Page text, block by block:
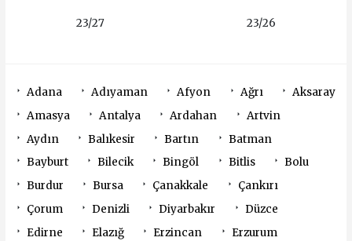
23/27 23/26
Adana Adıyaman Afyon Ağrı
Aksaray
Amasya
Antalya Ardahan
Artvin
Aydın
Balıkesir Bartın
Batman
Bayburt
Bilecik Bingöl Bitlis
Bolu
Burdur
Bursa Çanakkale
Çankırı
Çorum
Denizli Diyarbakır
Düzce
Edirne
Elazığ Erzincan
Erzurum